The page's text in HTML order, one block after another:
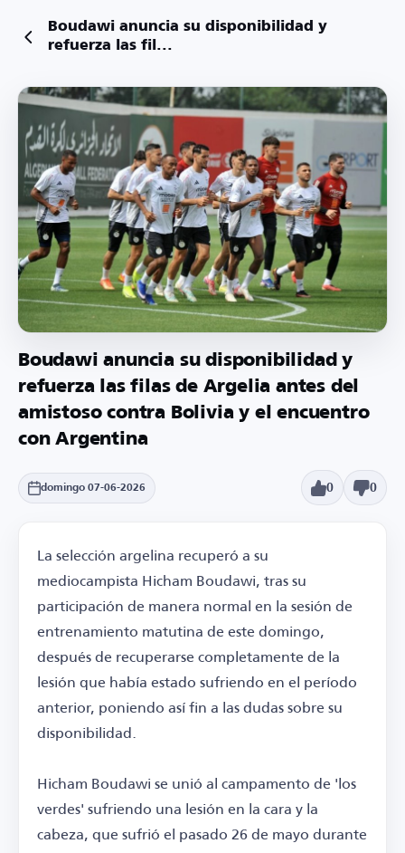
Boudawi anuncia su disponibilidad y
refuerza las fil...
Boudawi anuncia su disponibilidad y
refuerza las filas de Argelia antes del
amistoso contra Bolivia y el encuentro
con Argentina
domingo 07-06-2026 0 0
La selección argelina recuperó a su
mediocampista Hicham Boudawi, tras su
participación de manera normal en la sesión de
entrenamiento matutina de este domingo,
después de recuperarse completamente de la
lesión que había estado sufriendo en el período
anterior, poniendo así fin a las dudas sobre su
disponibilidad.
Hicham Boudawi se unió al campamento de 'los
verdes' sufriendo una lesión en la cara y la
cabeza, que sufrió el pasado 26 de mayo durante